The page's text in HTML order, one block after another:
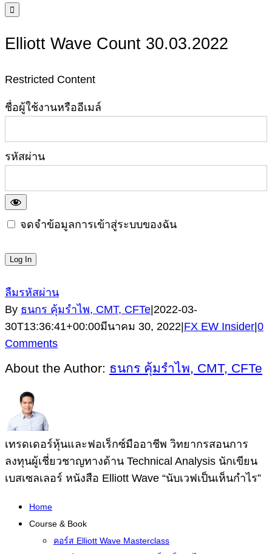
for:
Elliott Wave Count 30.03.2022
Restricted Content
ชื่อผู้ใช้งานหรืออีเมล์
รหัสผ่าน
จดจำข้อมูลการเข้าสู่ระบบของฉัน
ลืมรหัสผ่าน
By ธนกร คุ้มรำไพ, CMT, CFTe|2022-03-
30T13:36:41+00:00มีนาคม 30, 2022|FX EW Insider|0
Comments
About the Author: ธนกร คุ้มรำไพ, CMT, CFTe
เทรดเดอร์หุ้นและฟอเร็กซ์มืออาชีพ วิทยากรสอนการ
ลงทุนผู้เชี่ยวชาญทางด้าน Technical Analysis นักเขียน
เบสเซลเลอร์ หนังสือ Elliott Wave “นับเวฟเป็นเห็นกำไร”
Home
Course & Book
คอร์ส Elliott Wave Masterclass